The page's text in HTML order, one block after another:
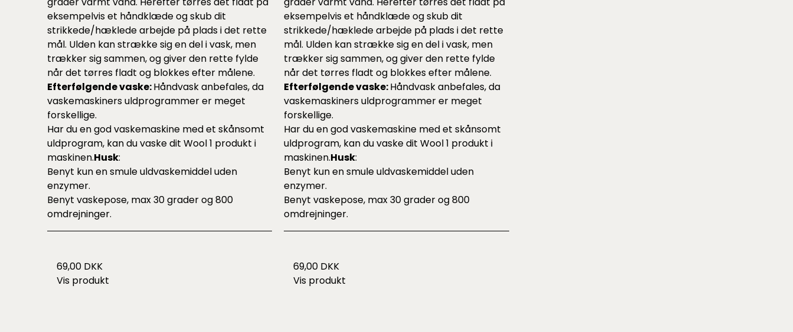
eksempelvis et håndklæde og skub dit
strikkede/hæklede arbejde på plads i det rette
mål. Ulden kan strække sig en del i vask, men
trækker sig sammen, og giver den rette fylde
når det tørres fladt og blokkes efter målene.
Efterfølgende vaske:Håndvask anbefales, da
vaskemaskiners uldprogrammer er meget
forskellige.
Har du en god vaskemaskine med et skånsomt
uldprogram, kan du vaske dit Wool 1 produkt i
maskinen.Husk:
Benyt kun en smule uldvaskemiddel uden
enzymer.
Benyt vaskepose, max 30 grader og 800
omdrejninger.
69,00 DKK
Vis produkt
eksempelvis et håndklæde og skub dit
strikkede/hæklede arbejde på plads i det rette
mål. Ulden kan strække sig en del i vask, men
trækker sig sammen, og giver den rette fylde
når det tørres fladt og blokkes efter målene.
Efterfølgende vaske:Håndvask anbefales, da
vaskemaskiners uldprogrammer er meget
forskellige.
Har du en god vaskemaskine med et skånsomt
uldprogram, kan du vaske dit Wool 1 produkt i
maskinen.Husk:
Benyt kun en smule uldvaskemiddel uden
enzymer.
Benyt vaskepose, max 30 grader og 800
omdrejninger.
69,00 DKK
Vis produkt